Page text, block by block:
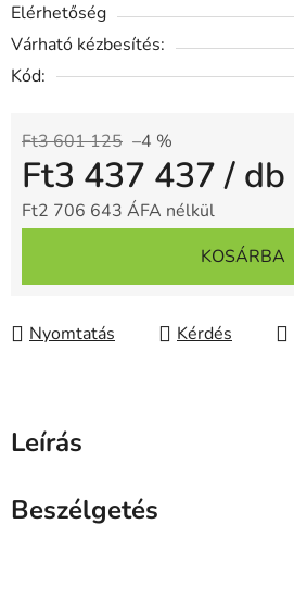
Elérhetőség
Várható kézbesítés:
Kód:
Ft3 601 125 –4 %
Ft3 437 437/ db
Ft2 706 643 ÁFA nélkül
KOSÁRBA
Nyomtatás Kérdés
Leírás
Beszélgetés